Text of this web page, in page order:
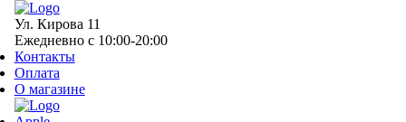
Ул. Кирова 11
Ежедневно с 10:00-20:00
Контакты
Оплата
О магазине